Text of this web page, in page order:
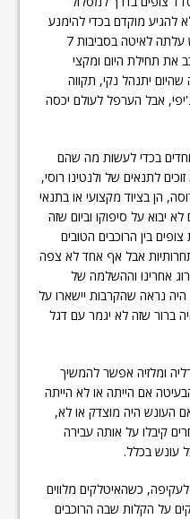
אלא להגיע מוקדם בכדי להימנע
מפקקים בכניסה למסלול. כשהשמש עלתה לאיטה בסביבות 7
את תחילת היום ומקצי
יתנהל נקי, תקווה
אבל הערפל לעולם יכסה
בכדי לעשות מה שהם
לתנאים של ולנטינו רוסי,
הן בציוד מקצועי או בתנאי
יבוא על סיפוקו וביום שזה
בין הרוכבים הטובים
אבל אף אחד לא צפה
אחרינו וההשלמה של
היה נראה שהקרבות יישארו על
ברור שזה לא יגמר עם דגל
ומלזיה אפשר להמשיך
אם הייתה או לא הייתה
העונש היה מוצדק או לא,
קיבלו על אותה עבירה
עונש בכלל.
כשהאיטלקים מלווים
על הקלות שבה הרוכבים